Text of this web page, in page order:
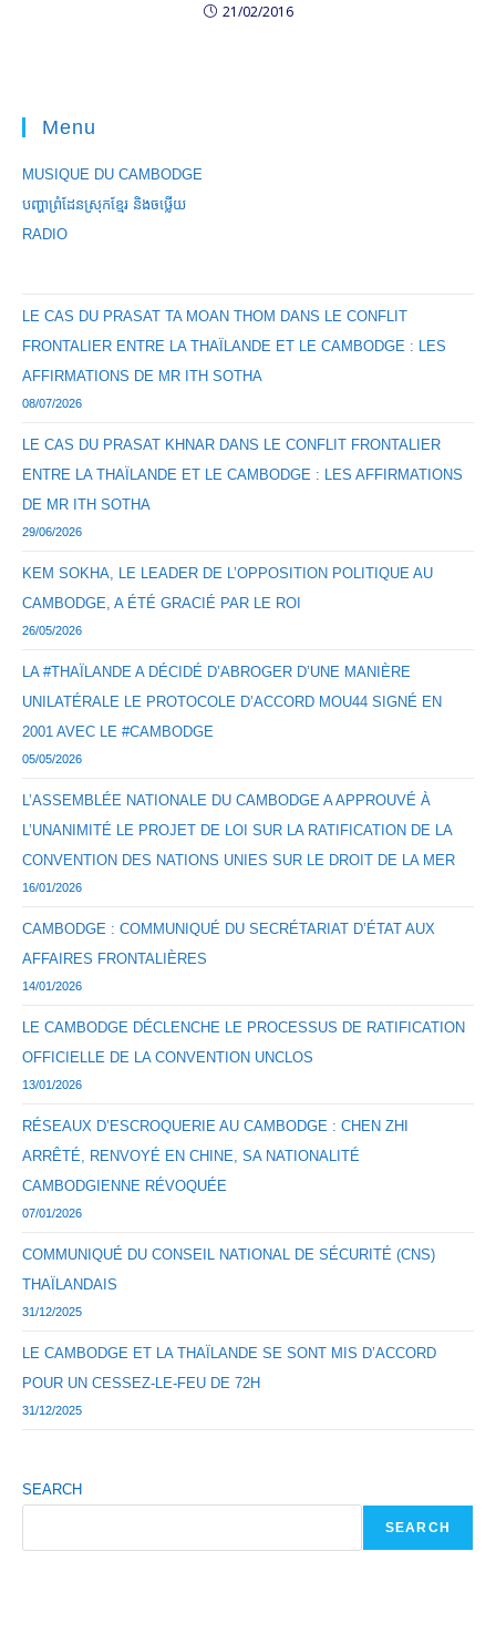
21/02/2016
Menu
MUSIQUE DU CAMBODGE
បញ្ហាព្រំដែនស្រុកខ្មែរ និងចឞ្លើយ
RADIO
LE CAS DU PRASAT TA MOAN THOM DANS LE CONFLIT
FRONTALIER ENTRE LA THAÏLANDE ET LE CAMBODGE : LES
AFFIRMATIONS DE MR ITH SOTHA
08/07/2026
LE CAS DU PRASAT KHNAR DANS LE CONFLIT FRONTALIER
ENTRE LA THAÏLANDE ET LE CAMBODGE : LES AFFIRMATIONS
DE MR ITH SOTHA
29/06/2026
KEM SOKHA, LE LEADER DE L’OPPOSITION POLITIQUE AU
CAMBODGE, A ÉTÉ GRACIÉ PAR LE ROI
26/05/2026
LA #THAÏLANDE A DÉCIDÉ D’ABROGER D’UNE MANIÈRE
UNILATÉRALE LE PROTOCOLE D’ACCORD MOU44 SIGNÉ EN
2001 AVEC LE #CAMBODGE
05/05/2026
L’ASSEMBLÉE NATIONALE DU CAMBODGE A APPROUVÉ À
L’UNANIMITÉ LE PROJET DE LOI SUR LA RATIFICATION DE LA
CONVENTION DES NATIONS UNIES SUR LE DROIT DE LA MER
16/01/2026
CAMBODGE : COMMUNIQUÉ DU SECRÉTARIAT D’ÉTAT AUX
AFFAIRES FRONTALIÈRES
14/01/2026
LE CAMBODGE DÉCLENCHE LE PROCESSUS DE RATIFICATION
OFFICIELLE DE LA CONVENTION UNCLOS
13/01/2026
RÉSEAUX D’ESCROQUERIE AU CAMBODGE : CHEN ZHI
ARRÊTÉ, RENVOYÉ EN CHINE, SA NATIONALITÉ
CAMBODGIENNE RÉVOQUÉE
07/01/2026
COMMUNIQUÉ DU CONSEIL NATIONAL DE SÉCURITÉ (CNS)
THAÏLANDAIS
31/12/2025
LE CAMBODGE ET LA THAÏLANDE SE SONT MIS D’ACCORD
POUR UN CESSEZ-LE-FEU DE 72H
31/12/2025
SEARCH
SEARCH